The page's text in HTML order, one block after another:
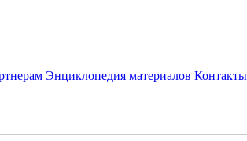
Энциклопедия материалов Контакты